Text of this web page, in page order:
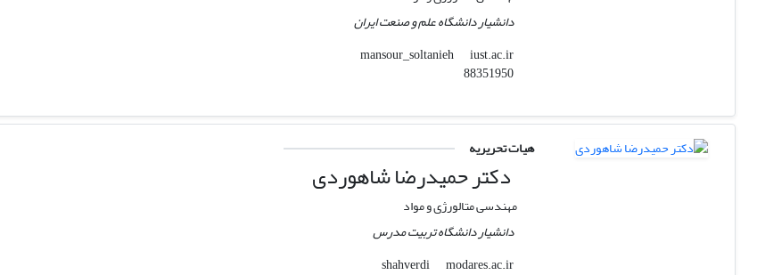
دانشیار دانشگاه علم و صنعت ایران
mansour_soltanieh
iust.ac.ir
88351950
هیات تحریریه
دکتر حمیدرضا شاهوردی
مهندسی متالورژی و مواد
دانشیار دانشگاه تربیت مدرس
shahverdi
modares.ac.ir